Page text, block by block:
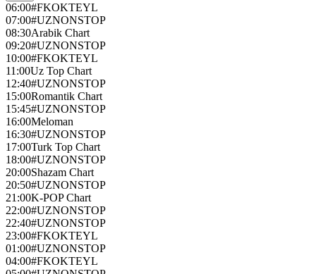
06:00#FKOKTEYL
07:00#UZNONSTOP
08:30Arabik Chart
09:20#UZNONSTOP
10:00#FKOKTEYL
11:00Uz Top Chart
12:40#UZNONSTOP
15:00Romantik Chart
15:45#UZNONSTOP
16:00Meloman
16:30#UZNONSTOP
17:00Turk Top Chart
18:00#UZNONSTOP
20:00Shazam Chart
20:50#UZNONSTOP
21:00K-POP Chart
22:00#UZNONSTOP
22:40#UZNONSTOP
23:00#FKOKTEYL
01:00#UZNONSTOP
04:00#FKOKTEYL